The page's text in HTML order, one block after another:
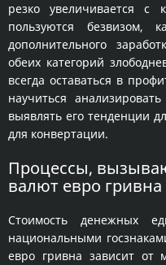
резко увеличивается
пользуются
дополнительного
обеих категорий
всегда оставаться в
научиться
выявлять его тенденции
для конвертации.
Процессы,
валют евро гривна
Стоимость денежных
национальными
евро гривна зависит от